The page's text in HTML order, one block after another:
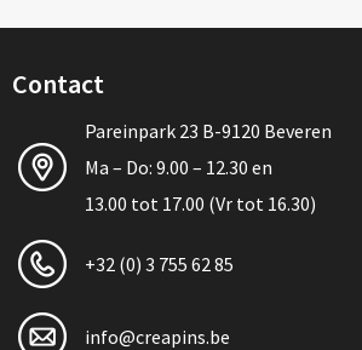
Contact
Pareinpark 23 B-9120 Beveren
Ma – Do: 9.00 – 12.30 en
13.00 tot 17.00 (Vr tot 16.30)
+32 (0) 3 755 62 85
info@creapins.be